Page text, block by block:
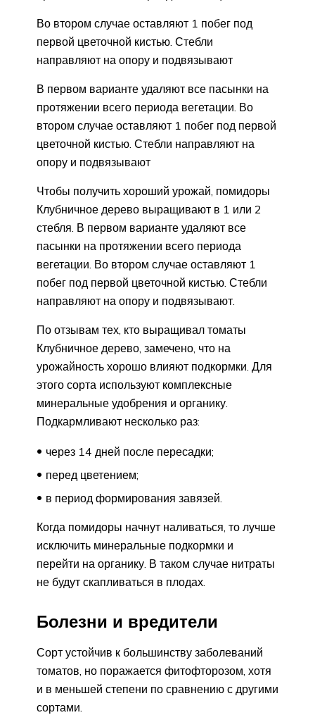
Во втором случае оставляют 1 побег под
первой цветочной кистью. Стебли
направляют на опору и подвязывают
В первом варианте удаляют все пасынки на
протяжении всего периода вегетации. Во
втором случае оставляют 1 побег под первой
цветочной кистью. Стебли направляют на
опору и подвязывают
Чтобы получить хороший урожай, помидоры
Клубничное дерево выращивают в 1 или 2
стебля. В первом варианте удаляют все
пасынки на протяжении всего периода
вегетации. Во втором случае оставляют 1
побег под первой цветочной кистью. Стебли
направляют на опору и подвязывают.
По отзывам тех, кто выращивал томаты
Клубничное дерево, замечено, что на
урожайность хорошо влияют подкормки. Для
этого сорта используют комплексные
минеральные удобрения и органику.
Подкармливают несколько раз:
через 14 дней после пересадки;
перед цветением;
в период формирования завязей.
Когда помидоры начнут наливаться, то лучше
исключить минеральные подкормки и
перейти на органику. В таком случае нитраты
не будут скапливаться в плодах.
Болезни и вредители
Сорт устойчив к большинству заболеваний
томатов, но поражается фитофторозом, хотя
и в меньшей степени по сравнению с другими
сортами.